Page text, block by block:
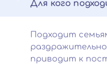
Для кого
Подходит
приводит к